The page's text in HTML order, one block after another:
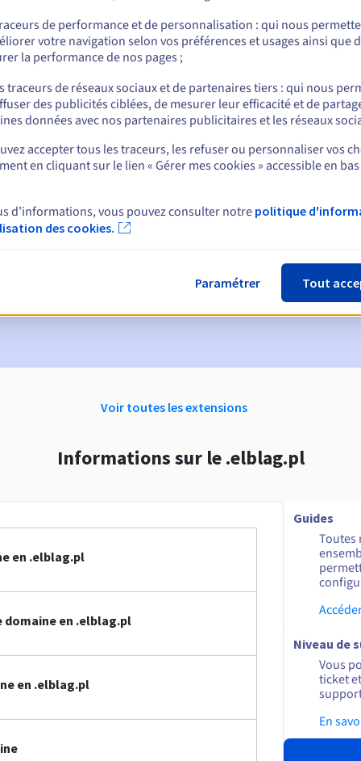
:
60, 30, 15, 7 et 3 jours avant la date d'échéance
pour notification de la suspension du nom de domaine
pour notification de la suppression du
Voir toutes les extensions
Informations sur le .elblag.pl
en .elblag.pl
en .elblag.pl
en .elblag.pl
Guides
Toutes
Niveau de
Vous
ticket
En
de performance et de personnalisation : qui nous
votre navigation selon vos préférences et usages ainsi que
la performance de nos pages ;
traceurs de réseaux sociaux et de partenaires tiers : qui nous
des publicités ciblées, de mesurer leur efficacité et de
données avec nos partenaires publicitaires et les réseaux
accepter tous les traceurs, les refuser ou personnaliser vos
en cliquant sur le lien « Gérer mes cookies » accessible en
d’informations, vous pouvez consulter notre politique
des cookies.
Paramétrer Tout